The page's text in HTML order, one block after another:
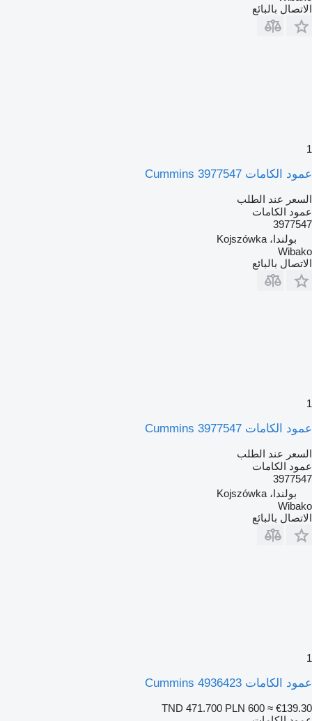
الاتصال بالبائع
1
عمود الكامات Cummins 3977547
السعر عند الطلب
عمود الكامات
3977547
بولندا، Kojszówka
Wibako
الاتصال بالبائع
1
عمود الكامات Cummins 3977547
السعر عند الطلب
عمود الكامات
3977547
بولندا، Kojszówka
Wibako
الاتصال بالبائع
1
عمود الكامات Cummins 4936423
TND 471.700 PLN 600 ≈ €139.30